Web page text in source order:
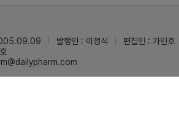
발행인 : 이정석 편집인 : 가인호